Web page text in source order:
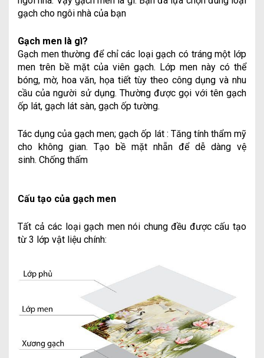
gạch cho ngôi nhà của bạn
Gạch men là gì?
Gạch men thường để chỉ các loại gạch có tráng một lớp
men trên bề mặt của viên gạch. Lớp men này có thể
bóng, mờ, hoa văn, họa tiết tùy theo công dụng và nhu
cầu của người sử dụng. Thường được gọi với tên gạch
ốp lát, gạch lát sàn, gạch ốp tường.
Tác dụng của gạch men; gạch ốp lát : Tăng tính thẩm mỹ
cho không gian. Tạo bề mặt nhẵn để dễ dàng vệ
sinh. Chống thấm
Cấu tạo của gạch men
Tất cả các loại gạch men nói chung đều được cấu tạo
từ 3 lớp vật liệu chính: